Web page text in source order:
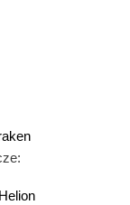
Helion